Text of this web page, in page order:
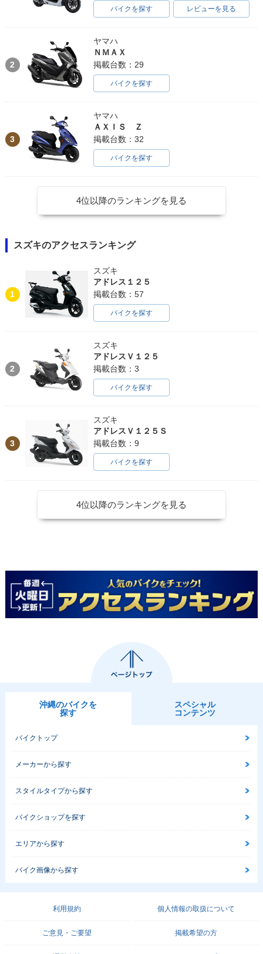
バイクを探す レビューを見る
2
ヤマハ
ＮＭＡＸ
掲載台数：29
バイクを探す
3
ヤマハ
ＡＸＩＳ Ｚ
掲載台数：32
バイクを探す
4位以降のランキングを見る
スズキのアクセスランキング
1
スズキ
アドレス１２５
掲載台数：57
バイクを探す
2
スズキ
アドレスＶ１２５
掲載台数：3
バイクを探す
3
スズキ
アドレスＶ１２５Ｓ
掲載台数：9
バイクを探す
4位以降のランキングを見る
沖縄のバイクを
探す
スペシャル
コンテンツ
バイクトップ
メーカーから探す
スタイルタイプから探す
バイクショップを探す
エリアから探す
バイク画像から探す
利用規約 個人情報の取扱について
ご意見・ご要望 掲載希望の方